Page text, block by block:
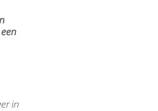
in